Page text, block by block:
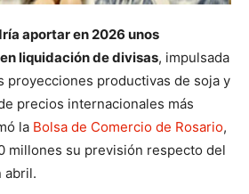
aportar en 2026 unos
liquidación de divisas, impulsada
proyecciones productivas de soja y
precios internacionales más
la Bolsa de Comercio de Rosario,
millones su previsión respecto del
abril.